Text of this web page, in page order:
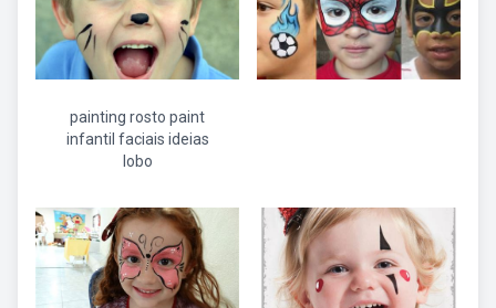
painting rosto paint
infantil faciais ideias
lobo